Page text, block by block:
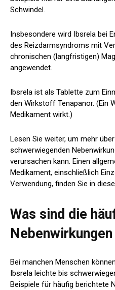
Schwindel.
Insbesondere wird Ibsrela bei
des Reizdarmsyndroms mit
chronischen (langfristigen)
angewendet.
Ibsrela ist als Tablette zum
den Wirkstoff Tenapanor. (Ein
Medikament wirkt.)
Lesen Sie weiter, um mehr
schwerwiegenden
verursachen kann. Einen
Medikament, einschließlich
Verwendung, finden Sie in
Was sind die
Bei manchen Menschen
Ibsrela leichte bis
Beispiele für häufig berichtete